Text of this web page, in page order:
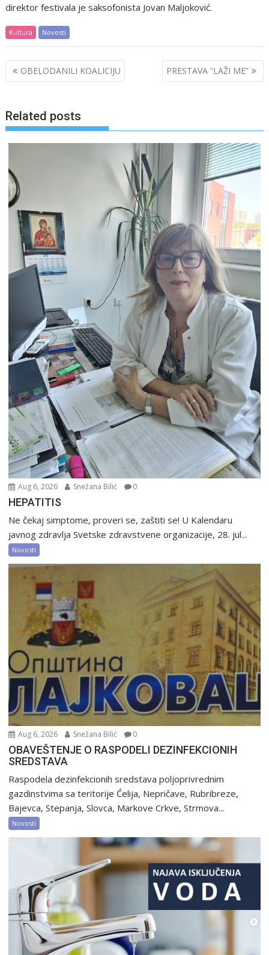
direktor festivala je saksofonista Jovan Maljoković.
Kultura Novosti
Post
navigation
OBELODANILI KOALICIJU PRESTAVA “LAŽI ME”
Related posts
Aug 6, 2026 Snežana Bilić 0
HEPATITIS
Ne čekaj simptome, proveri se, zaštiti se! U Kalendaru
javnog zdravlja Svetske zdravstvene organizacije, 28. jul...
Novosti
Aug 6, 2026 Snežana Bilić 0
OBAVEŠTENJE O RASPODELI DEZINFEKCIONIH
SREDSTAVA
Raspodela dezinfekcionih sredstava poljoprivrednim
gazdinstvima sa teritorije Ćelija, Nepričave, Rubribreze,
Bajevca, Stepanja, Slovca, Markove Crkve, Strmova...
Novosti